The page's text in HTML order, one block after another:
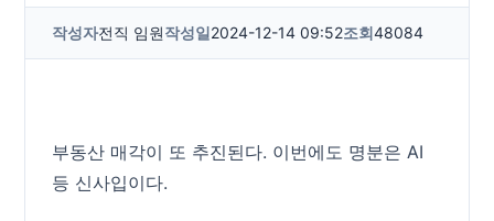
작성자전직 임원작성일2024-12-14 09:52조회48084
부동산 매각이 또 추진된다. 이번에도 명분은 AI
등 신사입이다.